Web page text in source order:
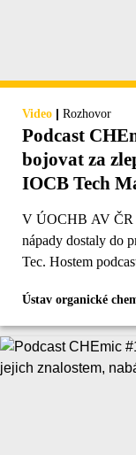
Video | Rozhovor
Podcast
bojovat za
IOCB Tech
V ÚOCHB AV ČR
nápady dostaly do
Tec. Hostem
Ústav organické